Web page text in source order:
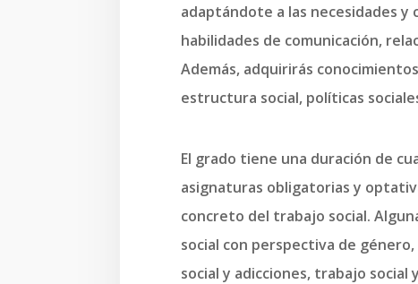
adaptándote a las necesidades y
habilidades de comunicación,
Además, adquirirás
estructura social, políticas
El grado tiene una duración de
asignaturas obligatorias y
concreto del trabajo social.
social con perspectiva de
social y adicciones, trabajo